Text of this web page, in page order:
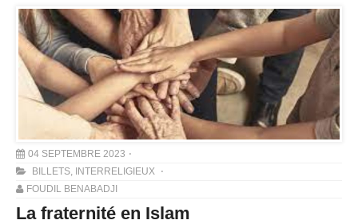
04 SEPTEMBRE 2023
BILLETS, INTERRELIGIEUX
FOUDIL BENABADJI
La fraternité en Islam